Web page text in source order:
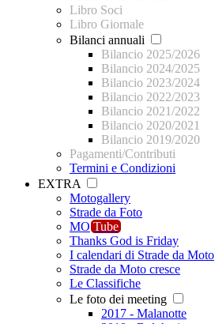
Libro Soci
Libro Giornale
Bilanci annuali
Bilancio 2025/2026
Bilancio 2024/2025
Bilancio 2023/2024
Bilancio 2022/2023
Bilancio 2021/2022
Bilancio 2020/2021
Bilancio 2019/2020
Pagamenti/Contributi
Termini e Condizioni
EXTRA
Motogallery
Strade da Foto
MO Tube
Thanks God is Friday
I calendari di Strade da Moto
Strade da Moto cresce
Le Classifiche
Le foto dei meeting
2017 - Malanotte